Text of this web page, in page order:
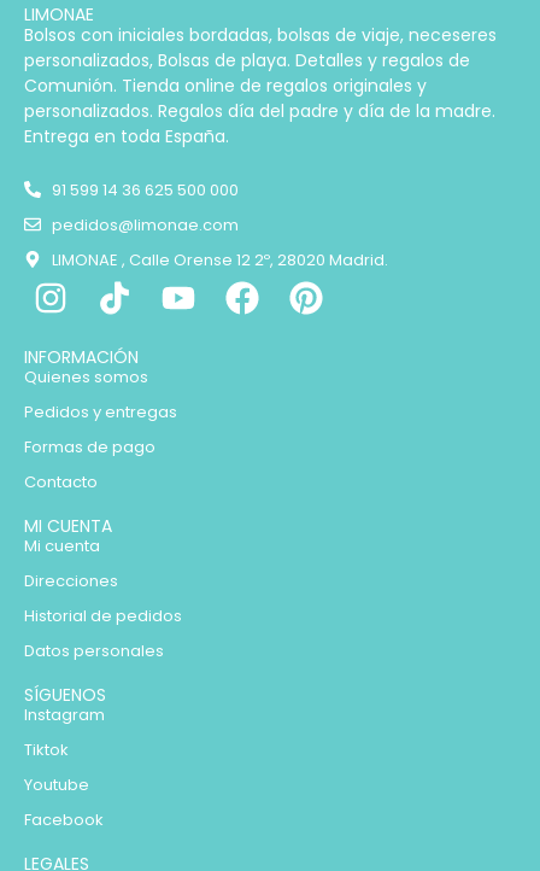
LIMONAE
Bolsos con iniciales bordadas, bolsas de viaje, neceseres
personalizados, Bolsas de playa. Detalles y regalos de
Comunión. Tienda online de regalos originales y
personalizados. Regalos día del padre y día de la madre.
Entrega en toda España.
91 599 14 36 625 500 000
pedidos@limonae.com
LIMONAE , Calle Orense 12 2º, 28020 Madrid.
INFORMACIÓN
Quienes somos
Pedidos y entregas
Formas de pago
Contacto
MI CUENTA
Mi cuenta
Direcciones
Historial de pedidos
Datos personales
SÍGUENOS
Instagram
Tiktok
Youtube
Facebook
LEGALES